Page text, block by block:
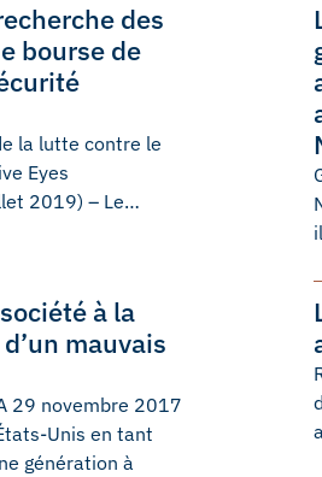
des
bourse de
la lutte contre le
Eyes
2019) – Le…
à la
mauvais
29 novembre 2017
Unis en tant
génération à